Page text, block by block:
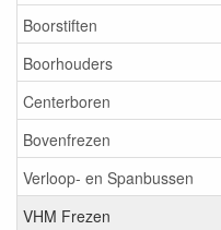
Boorstiften
Boorhouders
Centerboren
Bovenfrezen
Verloop- en Spanbussen
VHM Frezen